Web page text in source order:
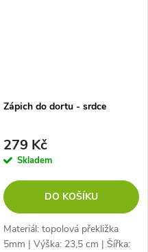
Zápich do dortu - srdce
279 Kč
Skladem
DO KOŠÍKU
Materiál: topolová překližka
5mm | Výška: 23,5 cm | Šířka: